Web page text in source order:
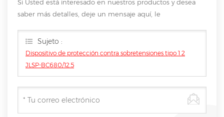
Si Usted está interesado en nuestros productos y desea
saber más detalles, deje un mensaje aquí, le
Sujeto :
Dispositivo de protección contra sobretensiones tipo 1 2
JLSP-BC680/12.5